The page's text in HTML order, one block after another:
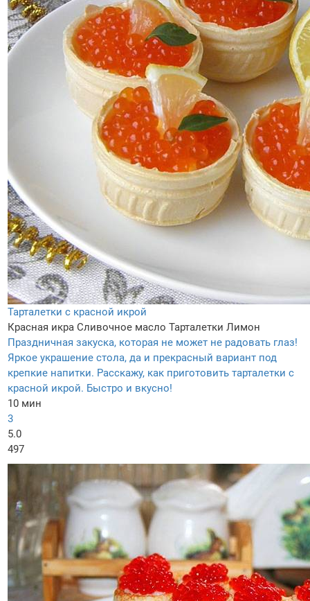
Тарталетки с красной икрой
Красная икра Сливочное масло Тарталетки Лимон
Праздничная закуска, которая не может не радовать глаз!
Яркое украшение стола, да и прекрасный вариант под
крепкие напитки. Расскажу, как приготовить тарталетки с
красной икрой. Быстро и вкусно!
10 мин
3
5.0
497